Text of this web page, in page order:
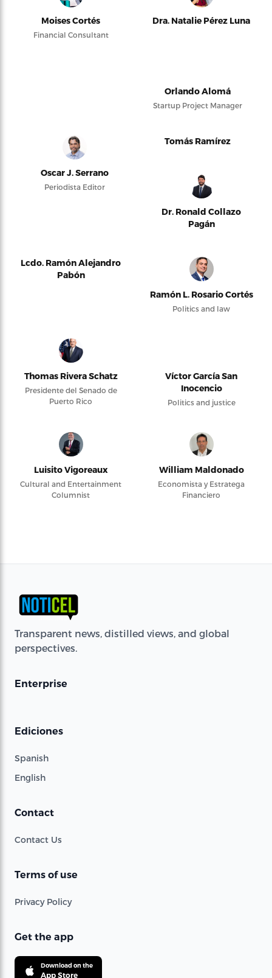
Moises Cortés
Financial Consultant
Dra. Natalie Pérez Luna
Orlando Alomá
Startup Project Manager
Oscar J. Serrano
Periodista Editor
Tomás Ramírez
Dr. Ronald Collazo
Pagán
Lcdo. Ramón Alejandro
Pabón
Ramón L. Rosario Cortés
Politics and law
Thomas Rivera Schatz
Presidente del Senado de
Puerto Rico
Víctor García San
Inocencio
Politics and justice
Luisito Vigoreaux
Cultural and Entertainment
Columnist
William Maldonado
Economista y Estratega
Financiero
Transparent news, distilled views, and global
perspectives.
Enterprise
Ediciones
Spanish
English
Contact
Contact Us
Terms of use
Privacy Policy
Get the app
Download on the
App Store